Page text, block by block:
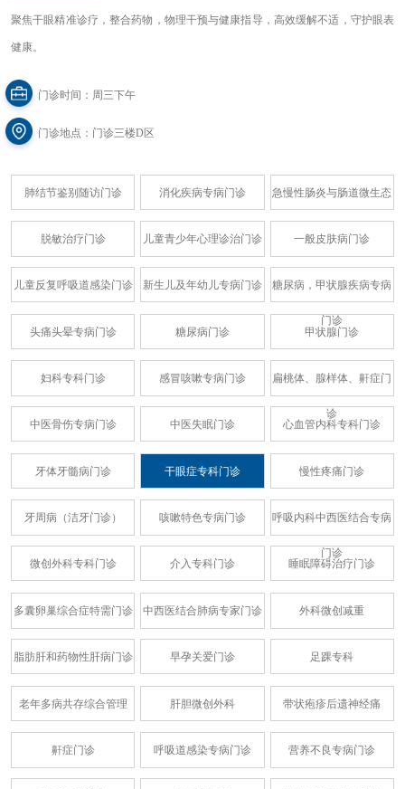
聚焦干眼精准诊疗，整合药物，物理干预与健康指导，高效缓解不适，守护眼表
健康。
门诊时间：周三下午
门诊地点：门诊三楼D区
肺结节鉴别随访门诊 消化疾病专病门诊 急慢性肠炎与肠道微生态
脱敏治疗门诊 儿童青少年心理诊治门诊 一般皮肤病门诊
儿童反复呼吸道感染门诊 新生儿及年幼儿专病门诊 糖尿病，甲状腺疾病专病
门诊
头痛头晕专病门诊
糖尿病门诊 甲状腺门诊
妇科专科门诊 感冒咳嗽专病门诊 扁桃体、腺样体、鼾症门
诊
中医骨伤专病门诊
中医失眠门诊 心血管内科专科门诊
牙体牙髓病门诊 干眼症专科门诊 慢性疼痛门诊
牙周病（洁牙门诊） 咳嗽特色专病门诊 呼吸内科中西医结合专病
门诊
微创外科专科门诊
介入专科门诊 睡眠障碍治疗门诊
多囊卵巢综合症特需门诊 中西医结合肺病专家门诊 外科微创减重
脂肪肝和药物性肝病门诊 早孕关爱门诊 足踝专科
老年多病共存综合管理 肝胆微创外科 带状疱疹后遗神经痛
鼾症门诊 呼吸道感染专病门诊 营养不良专病门诊